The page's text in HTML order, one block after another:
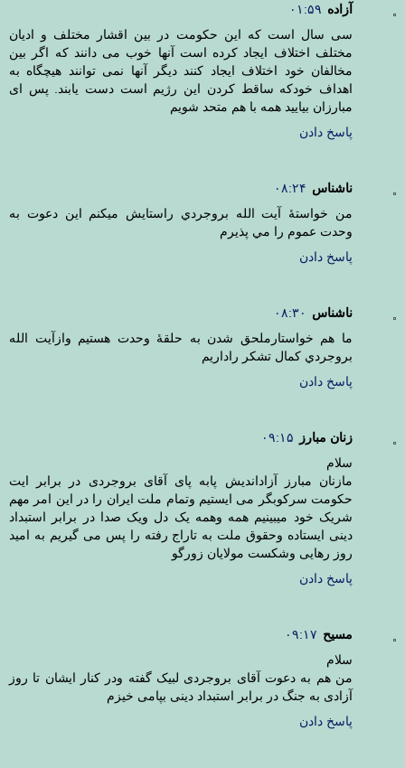
آزاده ۰۱:۵۹
سی سال است که این حکومت در بین اقشار مختلف و ادیان
مختلف اختلاف ایجاد کرده است آنها خوب می دانند که اگر بین
مخالفان خود اختلاف ایجاد کنند دیگر آنها نمی توانند هیچگاه به
اهداف خودکه ساقط کردن این رژیم است دست یابند. پس ای
مبارزان بیایید همه با هم متحد شویم
پاسخ دادن
ناشناس ۰۸:۲۴
من خواستۀ آيت الله بروجردي راستايش ميكنم اين دعوت به
وحدت عموم را مي پذيرم
پاسخ دادن
ناشناس
۰۸:۳۰
ما هم خواستارملحق شدن به حلقۀ وحدت هستيم وازآيت الله
بروجردي كمال تشكر راداريم
پاسخ دادن
زنان مبارز
۰۹:۱۵
سلام
مازنان مبارز آزاداندیش پابه پای آقای بروجردی در برابر ایت
حکومت سرکوبگر می ایستیم وتمام ملت ایران را در این امر مهم
شریک خود میبینیم همه وهمه یک دل ویک صدا در برابر استبداد
دینی ایستاده وحقوق ملت به تاراج رفته را پس می گیریم به امید
روز رهایی وشکست مولایان زورگو
پاسخ دادن
مسیح ۰۹:۱۷
سلام
من هم به دعوت آقای بروجردی لبیک گفته ودر کنار ایشان تا روز
آزادی به جنگ در برابر استبداد دینی بپامی خیزم
پاسخ دادن